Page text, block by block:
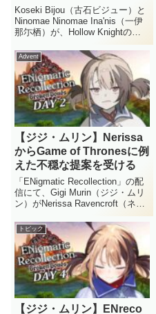
へ同行
Koseki Bijou（古石ビジュー）と
Ninomae Ninomae Ina'nis（一伊
那尓栖）が、Hollow Knightのオ
ーケストラコンサートを一緒に鑑
賞したことが明かされました。お
互いに同じタイミングで誘い合お
うと考えていた...
Advent
【ジジ・ムリン】Nerissa
からGame of Thronesに例
えた不穏な提案を受ける
「ENigmatic Recollection」の配
信にて、Gigi Murin（ジジ・ムリ
ン）がNerissa Ravencroft（ネリ
ッサ・レイヴンクロフト）から不
穏な提案を受ける一幕がありまし
た。海外ドラマ「Game of
Thro...
トピック
【ジジ・ムリン】ENreco